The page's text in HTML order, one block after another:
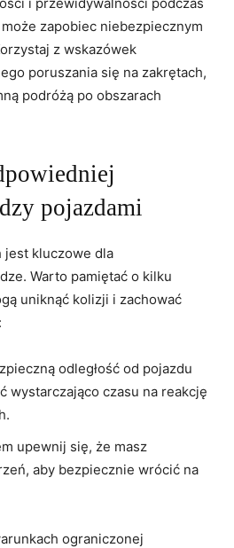
zapobiec niebezpiecznym
z wskazówek‌
poruszania się na zakrętach,
podróżą po‌ obszarach
pojazdami
jest⁣ kluczowe‌ dla
Warto pamiętać o kilku‍
uniknąć ⁤kolizji ‍i zachować
odległość od pojazdu
wystarczająco czasu na reakcję
​upewnij się, że masz
aby‍ bezpiecznie wrócić​ na
ograniczonej